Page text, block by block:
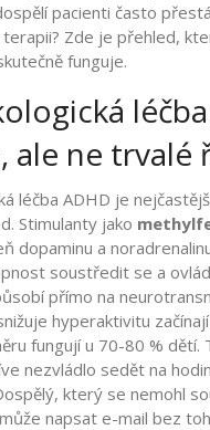
pacienti často
Zde je přehled,
funguje.
ale ne trvalé
léčba ADHD je
Stimulanty jako
dopaminu a
soustředit se a
přímo na
hyperaktivitu
fungují u 70-80 % dětí.
nezvládlo sedět na
který se nemohl
napsat e-mail bez